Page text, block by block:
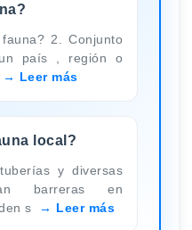
2. Conjunto
país , región o
Leer más
local?
y diversas
barreras en
s
Leer más